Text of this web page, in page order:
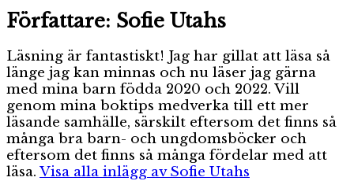
Författare: Sofie Utahs
Läsning är fantastiskt! Jag har gillat att läsa så
länge jag kan minnas och nu läser jag gärna
med mina barn födda 2020 och 2022. Vill
genom mina boktips medverka till ett mer
läsande samhälle, särskilt eftersom det finns så
många bra barn- och ungdomsböcker och
eftersom det finns så många fördelar med att
läsa. Visa alla inlägg av Sofie Utahs